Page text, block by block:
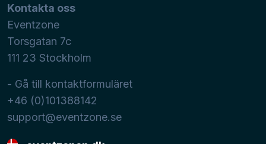
Kontakta oss
Eventzone
Torsgatan 7c
111 23 Stockholm
- Gå till kontaktformuläret
+46 (0)101388142
support@eventzone.se